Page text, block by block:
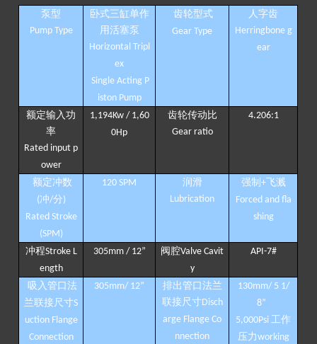
泵型
Pump Type
卧式三缸单作
用活塞泵
Horizontal Tripl
ex
Single Acting P
iston Pump
齿轮型式
Gear Type
人字齿
Herringbone g
ear
额定输入功
率
Rated input p
ower
1,194Kw / 1,60
0Hp
齿轮传动比
Gear ratio
4.206:1
额定冲数
(冲/分)
Rated Stroke
(SPM)
120 SPM
润滑
Lubrication
强制 +飞溅
Forced and fla
shing
冲程Stroke L
ength
305mm / 12” 阀腔Valve Cavit
y
API-7#
吸入管口法
兰联接尺寸S
uction Flange
Connection
305mm/ 12”
排出管口法兰
联接尺寸Disch
arge Flange Co
nnection
130mm/ 5 1/
8”
5,000Psi工作
压力working